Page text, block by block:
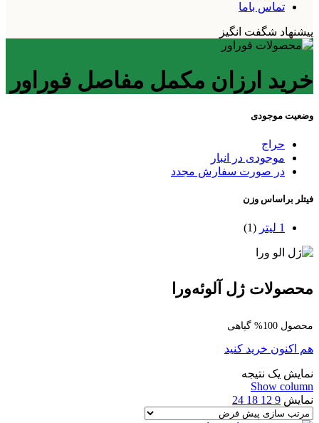
تماس باما
پیشنهاد شگفت انگیز
خرید ارزان مکمل مفاصل فوراور
وضعیت موجودی
حراج
موجودی در انبار
در صورت سفارش مجدد
فیتلر براساس وزن
1 لیتر (1)
محصولات ژل آلوئه‌ورا
محصول 100% گیاهی
هم اکنون خرید کنید
نمایش یک نتیجه
Show column
نمایش 9
12
18
24